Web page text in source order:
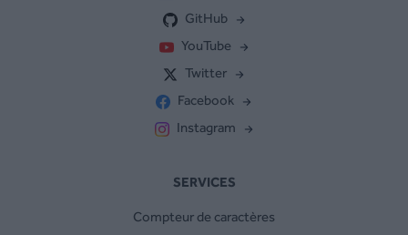
GitHub
YouTube
Twitter
Facebook
Instagram
SERVICES
Compteur de caractères